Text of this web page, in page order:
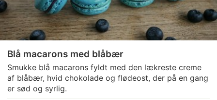
Blå macarons med blåbær
Smukke blå macarons fyldt med den lækreste creme
af blåbær, hvid chokolade og flødeost, der på en gang
er sød og syrlig.